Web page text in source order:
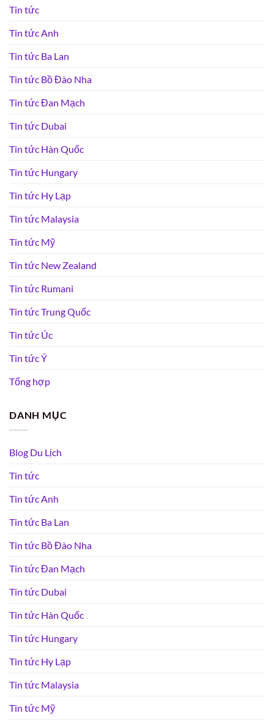
Tin tức
Tin tức Anh
Tin tức Ba Lan
Tin tức Bồ Đào Nha
Tin tức Đan Mạch
Tin tức Dubai
Tin tức Hàn Quốc
Tin tức Hungary
Tin tức Hy Lạp
Tin tức Malaysia
Tin tức Mỹ
Tin tức New Zealand
Tin tức Rumani
Tin tức Trung Quốc
Tin tức Úc
Tin tức Ý
Tổng hợp
DANH MỤC
Blog Du Lịch
Tin tức
Tin tức Anh
Tin tức Ba Lan
Tin tức Bồ Đào Nha
Tin tức Đan Mạch
Tin tức Dubai
Tin tức Hàn Quốc
Tin tức Hungary
Tin tức Hy Lạp
Tin tức Malaysia
Tin tức Mỹ